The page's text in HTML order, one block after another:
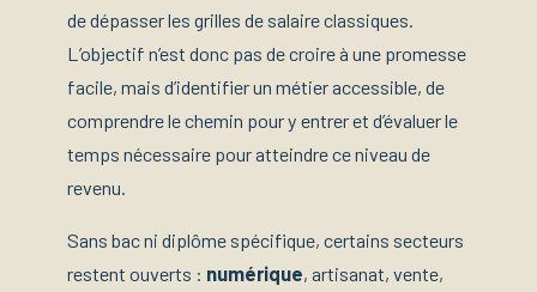
de dépasser les grilles de salaire classiques.
L’objectif n’est donc pas de croire à une promesse
facile, mais d’identifier un métier accessible, de
comprendre le chemin pour y entrer et d’évaluer le
temps nécessaire pour atteindre ce niveau de
revenu.
Sans bac ni diplôme spécifique, certains secteurs
restent ouverts : numérique, artisanat, vente,